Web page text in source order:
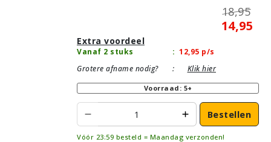
18,95
14,95
Extra voordeel
Vanaf 2 stuks : 12,95 p/s
Grotere afname nodig?
: Klik hier
Voorraad: 5+
Bestellen
Vóór 23:59 besteld = Maandag verzonden!